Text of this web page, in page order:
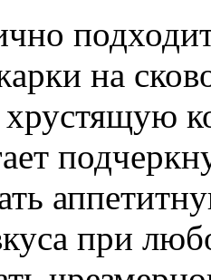
на
хрустящую
при